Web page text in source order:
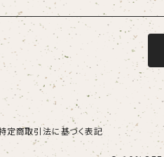
定商取引法に基づく表記